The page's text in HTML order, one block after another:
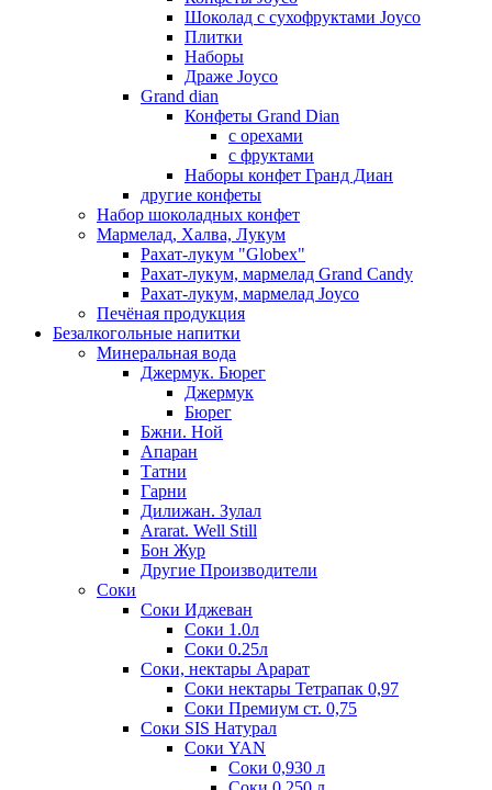
Шоколад с сухофруктами Joyco
Плитки
Наборы
Драже Joyco
Grand dian
Конфеты Grand Dian
с орехами
с фруктами
Наборы конфет Гранд Диан
другие конфеты
Набор шоколадных конфет
Мармелад, Халва, Лукум
Рахат-лукум "Globex"
Рахат-лукум, мармелад Grand Candy
Рахат-лукум, мармелад Joyco
Печёная продукция
Безалкогольные напитки
Минеральная вода
Джермук. Бюрег
Джермук
Бюрег
Бжни. Ной
Апаран
Татни
Гарни
Дилижан. Зулал
Ararat. Well Still
Бон Жур
Другие Производители
Соки
Соки Иджеван
Соки 1.0л
Соки 0.25л
Соки, нектары Арарат
Соки нектары Тетрапак 0,97
Соки Премиум ст. 0,75
Соки SIS Натурал
Соки YAN
Соки 0,930 л